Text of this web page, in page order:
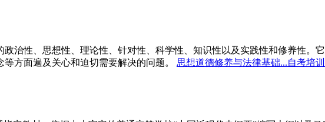
政治性、思想性、理论性、针对性、科学性、知识性以及实践性和修养性。
方面遍及关心和迫切需要解决的问题。
思想道德修养与法律基础...自考培训